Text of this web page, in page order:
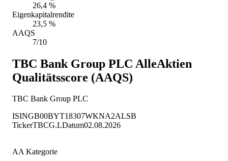
26,4 %
Eigenkapitalrendite
23,5 %
AAQS
7/10
TBC Bank Group PLC AlleAktien
Qualitätsscore (AAQS)
TBC Bank Group PLC
ISINGB00BYT18307WKNA2ALSB
TickerTBCG.LDatum02.08.2026
AA Kategorie